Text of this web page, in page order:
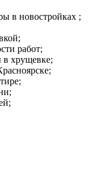
в новостройках ;
работ;
хрущевке;